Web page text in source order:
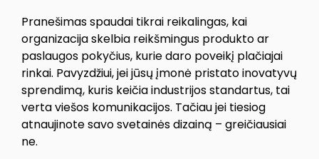
Pranešimas spaudai tikrai reikalingas, kai
organizacija skelbia reikšmingus produkto ar
paslaugos pokyčius, kurie daro poveikį plačiajai
rinkai. Pavyzdžiui, jei jūsų įmonė pristato inovatyvų
sprendimą, kuris keičia industrijos standartus, tai
verta viešos komunikacijos. Tačiau jei tiesiog
atnaujinote savo svetainės dizainą – greičiausiai
ne.